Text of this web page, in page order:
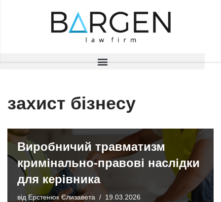
захист бізнесу
Виробничий травматизм
кримінально-правові наслідки
для керівника
від Ерстенюк Єлизавета 19.03.2026